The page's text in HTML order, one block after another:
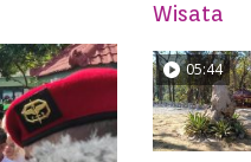
Wisata
05:44